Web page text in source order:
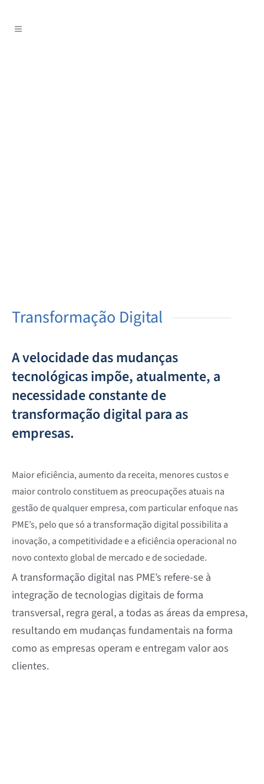
Transformação Digital
A velocidade das mudanças
tecnológicas impõe, atualmente, a
necessidade constante de
transformação digital para as
empresas.
Maior eficiência, aumento da receita, menores custos e
maior controlo constituem as preocupações atuais na
gestão de qualquer empresa, com particular enfoque nas
PME’s, pelo que só a transformação digital possibilita a
inovação, a competitividade e a eficiência operacional no
novo contexto global de mercado e de sociedade.
A transformação digital nas PME’s refere-se à
integração de tecnologias digitais de forma
transversal, regra geral, a todas as áreas da empresa,
resultando em mudanças fundamentais na forma
como as empresas operam e entregam valor aos
clientes.